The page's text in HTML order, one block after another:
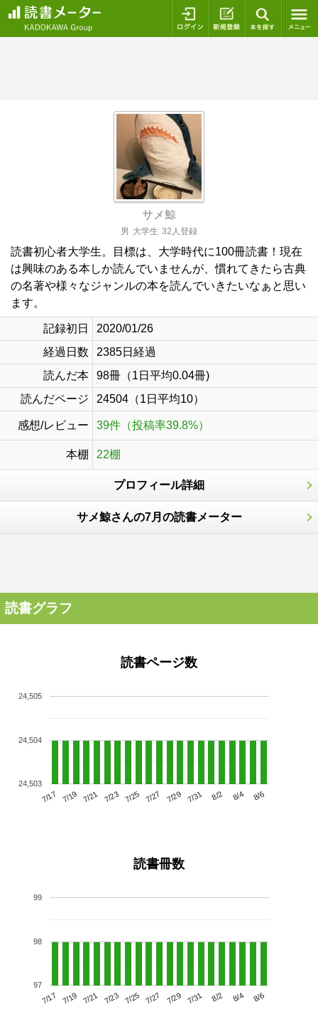
ログイン 新規登録
サメ鯨
男 大学生 32人登録
読書初心者大学生。目標は、大学時代に100冊読書！現在
は興味のある本しか読んでいませんが、慣れてきたら古典
の名著や様々なジャンルの本を読んでいきたいなぁと思い
ます。
記録初日
2020/01/26
経過日数
2385日経過
読んだ本
98冊（1日平均0.04冊)
読んだページ
24504（1日平均10）
感想/レビュー 39件（投稿率39.8%）
本棚 22棚
プロフィール詳細
サメ鯨さんの7月の読書メーター
読書グラフ
読書ページ数
7/17 7/19 7/21 7/23 7/25 7/27 7/29 7/31 8/2 8/4 8/6
24,503
24,504
24,505
読書冊数
7/17 7/19 7/21 7/23 7/25 7/27 7/29 7/31 8/2 8/4 8/6
97
98
99